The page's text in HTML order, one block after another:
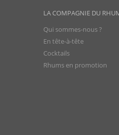
LA COMPAGNIE DU
Qui sommes-nous ?
En tête-à-tête
Cocktails
Rhums en promotion